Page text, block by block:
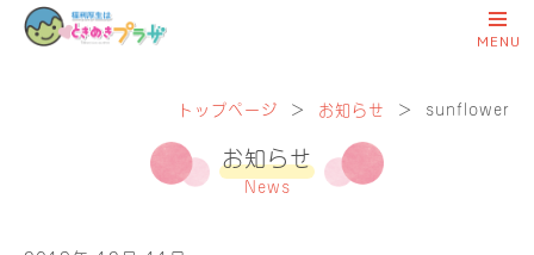
トップページ ＞ お知らせ ＞ sunflower
お知らせ
News